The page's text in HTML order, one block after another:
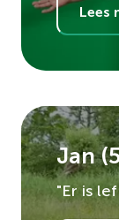
Lees
Jan (
"Er is